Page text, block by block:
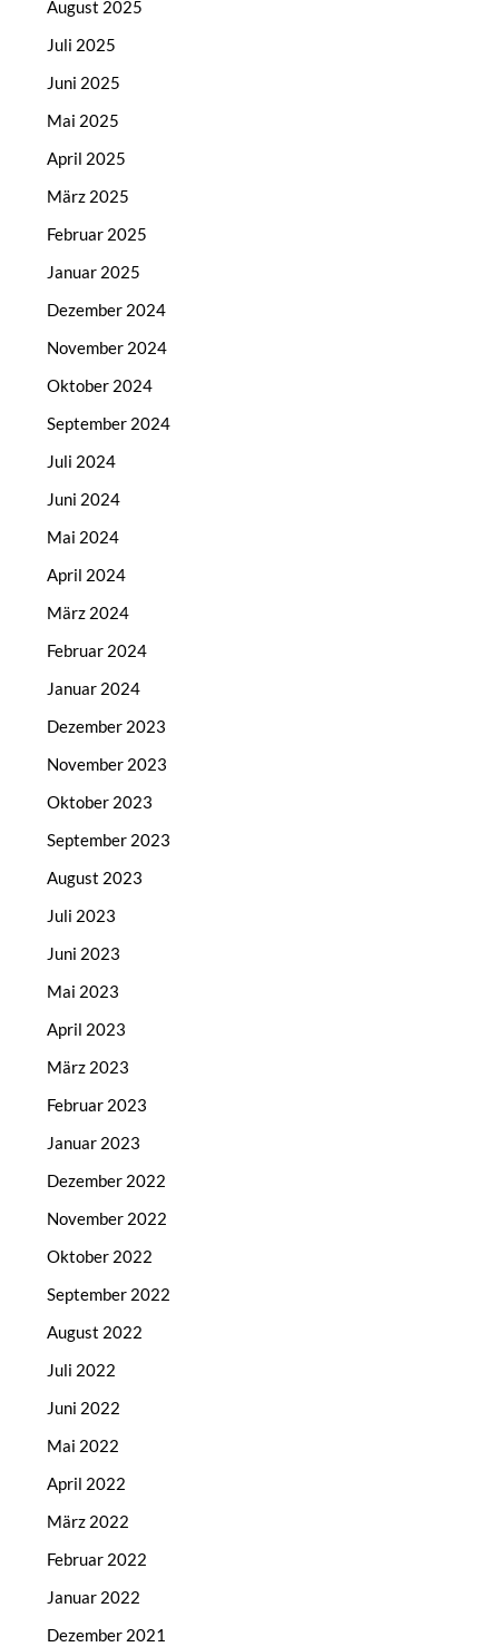
August 2025
Juli 2025
Juni 2025
Mai 2025
April 2025
März 2025
Februar 2025
Januar 2025
Dezember 2024
November 2024
Oktober 2024
September 2024
Juli 2024
Juni 2024
Mai 2024
April 2024
März 2024
Februar 2024
Januar 2024
Dezember 2023
November 2023
Oktober 2023
September 2023
August 2023
Juli 2023
Juni 2023
Mai 2023
April 2023
März 2023
Februar 2023
Januar 2023
Dezember 2022
November 2022
Oktober 2022
September 2022
August 2022
Juli 2022
Juni 2022
Mai 2022
April 2022
März 2022
Februar 2022
Januar 2022
Dezember 2021